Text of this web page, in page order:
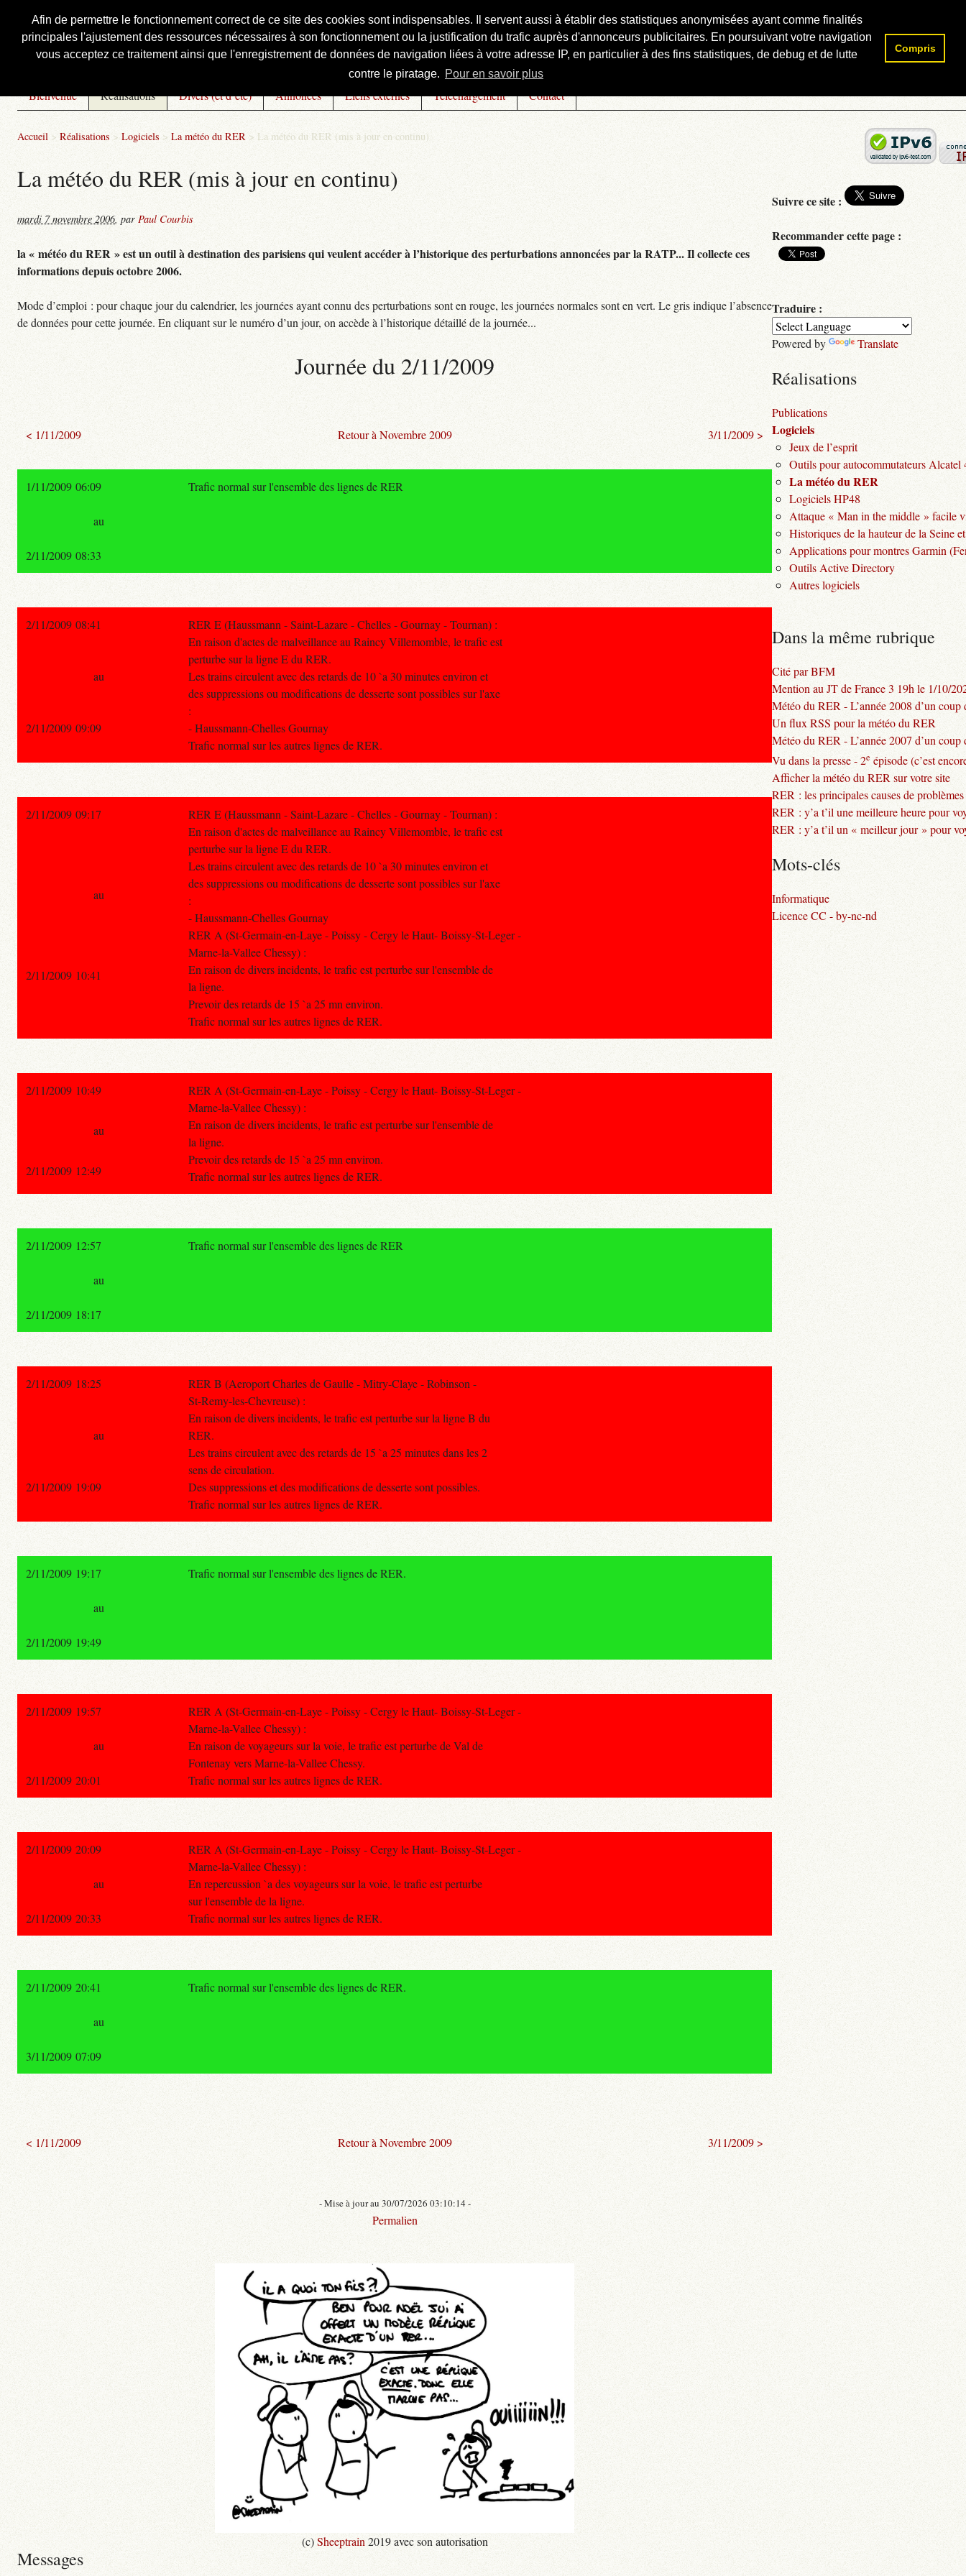
Afin de permettre le fonctionnement correct de ce site des cookies sont indispensables. Il servent aussi à établir des statistiques anonymisées ayant comme finalités
principales l'ajustement des ressources nécessaires à son fonctionnement ou la justification du trafic auprès d'annonceurs publicitaires. En poursuivant votre navigation
vous acceptez ce traitement ainsi que l'enregistrement de données de navigation liées à votre adresse IP, en particulier à des fins statistiques, de debug et de lutte
contre le piratage. Pour en savoir plus
Compris
Courbis, « LE » Blog Officiel
Bienvenue Réalisations Divers (et d’été) Annonces Liens externes Téléchargement Contact
Accueil > Réalisations > Logiciels > La météo du RER > La météo du RER (mis à jour en continu)
La météo du RER (mis à jour en continu)
mardi 7 novembre 2006, par Paul Courbis
la « météo du RER » est un outil à destination des parisiens qui veulent accéder à l’historique des perturbations annoncées par la RATP... Il collecte ces
informations depuis octobre 2006.
Mode d’emploi : pour chaque jour du calendrier, les journées ayant connu des perturbations sont en rouge, les journées normales sont en vert. Le gris indique l’absence
de données pour cette journée. En cliquant sur le numéro d’un jour, on accède à l’historique détaillé de la journée...
Journée du 2/11/2009
< 1/11/2009 Retour à Novembre 2009 3/11/2009 >
1/11/2009 06:09 Trafic normal sur l'ensemble des lignes de RER
au
2/11/2009 08:33
2/11/2009 08:41
RER E (Haussmann - Saint-Lazare - Chelles - Gournay - Tournan) :
En raison d'actes de malveillance au Raincy Villemomble, le trafic est
perturbe sur la ligne E du RER.
Les trains circulent avec des retards de 10 `a 30 minutes environ et
des suppressions ou modifications de desserte sont possibles sur l'axe
:
- Haussmann-Chelles Gournay
Trafic normal sur les autres lignes de RER.
au
2/11/2009 09:09
2/11/2009 09:17
RER E (Haussmann - Saint-Lazare - Chelles - Gournay - Tournan) :
En raison d'actes de malveillance au Raincy Villemomble, le trafic est
perturbe sur la ligne E du RER.
Les trains circulent avec des retards de 10 `a 30 minutes environ et
des suppressions ou modifications de desserte sont possibles sur l'axe
:
- Haussmann-Chelles Gournay
RER A (St-Germain-en-Laye - Poissy - Cergy le Haut- Boissy-St-Leger -
Marne-la-Vallee Chessy) :
En raison de divers incidents, le trafic est perturbe sur l'ensemble de
la ligne.
Prevoir des retards de 15 `a 25 mn environ.
Trafic normal sur les autres lignes de RER.
au
2/11/2009 10:41
2/11/2009 10:49
RER A (St-Germain-en-Laye - Poissy - Cergy le Haut- Boissy-St-Leger -
Marne-la-Vallee Chessy) :
En raison de divers incidents, le trafic est perturbe sur l'ensemble de
la ligne.
Prevoir des retards de 15 `a 25 mn environ.
Trafic normal sur les autres lignes de RER.
au
2/11/2009 12:49
2/11/2009 12:57 Trafic normal sur l'ensemble des lignes de RER
au
2/11/2009 18:17
2/11/2009 18:25
RER B (Aeroport Charles de Gaulle - Mitry-Claye - Robinson -
St-Remy-les-Chevreuse) :
En raison de divers incidents, le trafic est perturbe sur la ligne B du
RER.
Les trains circulent avec des retards de 15 `a 25 minutes dans les 2
sens de circulation.
Des suppressions et des modifications de desserte sont possibles.
Trafic normal sur les autres lignes de RER.
au
2/11/2009 19:09
2/11/2009 19:17 Trafic normal sur l'ensemble des lignes de RER.
au
2/11/2009 19:49
2/11/2009 19:57
RER A (St-Germain-en-Laye - Poissy - Cergy le Haut- Boissy-St-Leger -
Marne-la-Vallee Chessy) :
En raison de voyageurs sur la voie, le trafic est perturbe de Val de
Fontenay vers Marne-la-Vallee Chessy.
Trafic normal sur les autres lignes de RER.
au
2/11/2009 20:01
2/11/2009 20:09
RER A (St-Germain-en-Laye - Poissy - Cergy le Haut- Boissy-St-Leger -
Marne-la-Vallee Chessy) :
En repercussion `a des voyageurs sur la voie, le trafic est perturbe
sur l'ensemble de la ligne.
Trafic normal sur les autres lignes de RER.
au
2/11/2009 20:33
2/11/2009 20:41 Trafic normal sur l'ensemble des lignes de RER.
au
3/11/2009 07:09
< 1/11/2009 Retour à Novembre 2009 3/11/2009 >
- Mise à jour au 30/07/2026 03:10:14 -
Permalien
(c)Sheeptrain 2019 avec son autorisation
Messages
Rechercher :
Suivre ce site :
Recommander cette page :
Traduire :
Powered by Translate
Réalisations
Publications
Logiciels
Jeux de l’esprit
Outils pour autocommutateurs Alcatel
La météo du RER
Logiciels HP48
Attaque « Man in the middle » facile
Historiques de la hauteur de la Seine
Applications pour montres Garmin
Outils Active Directory
Autres logiciels
Dans la même rubrique
Cité par BFM
Mention au JT de France 3 19h le 1/10/
Météo du RER - L’année 2008 d’un coup
Un flux RSS pour la météo du RER
Météo du RER - L’année 2007 d’un coup
Vu dans la presse - 2e épisode (c’est
Afficher la météo du RER sur votre site
RER : les principales causes de problèmes
RER : y’a t’il une meilleure heure pour
RER : y’a t’il un « meilleur jour » pour
Mots-clés
Informatique
Licence CC - by-nc-nd